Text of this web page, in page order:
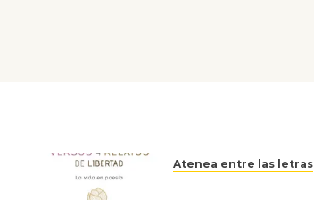
Atenea entre las letras